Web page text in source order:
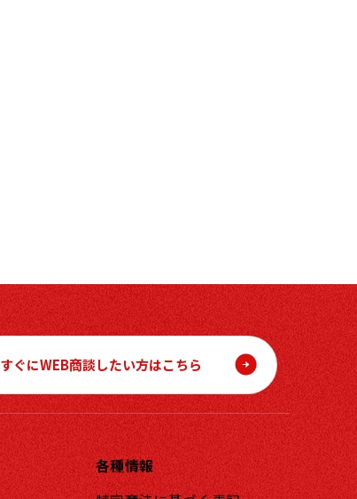
すぐにWEB商談したい方はこちら
各種情報